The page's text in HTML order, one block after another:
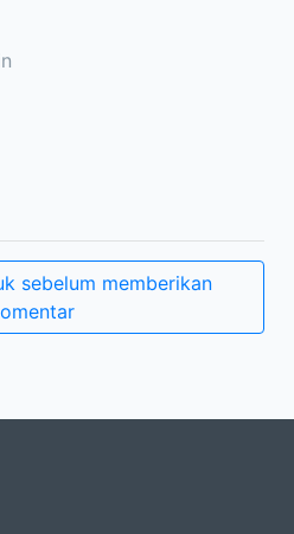
sebelum memberikan